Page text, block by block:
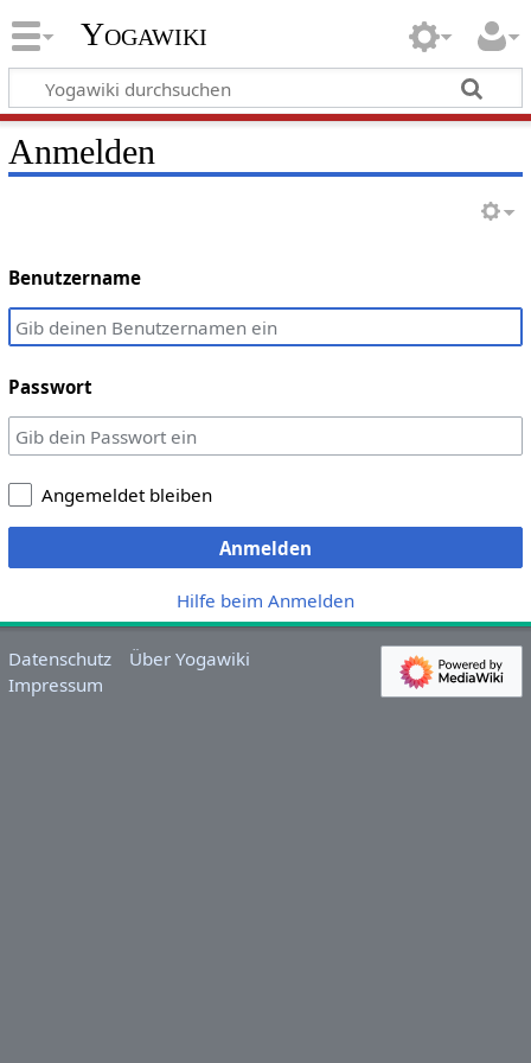
Yogawiki
Anmelden
Benutzername
Passwort
Angemeldet bleiben
Anmelden
Hilfe beim Anmelden
Datenschutz
Über Yogawiki
Impressum